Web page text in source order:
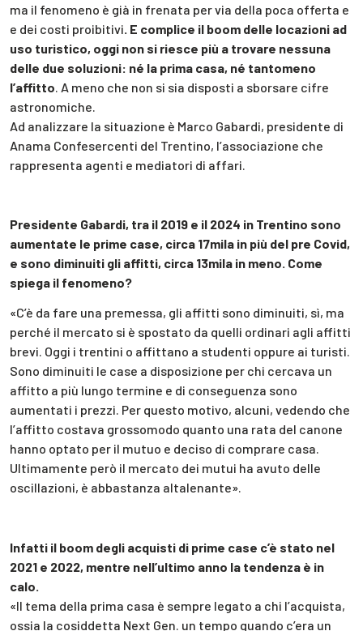
ma il fenomeno è già in frenata per via della poca offerta e
e dei costi proibitivi . E complice il boom delle locazioni ad
uso turistico, oggi non si riesce più a trovare nessuna
delle due soluzioni: né la prima casa, né tantomeno
l’affitto . A meno che non si sia disposti a sborsare cifre
astronomiche.
Ad analizzare la situazione è Marco Gabardi, presidente di
Anama Confesercenti del Trentino, l’associazione che
rappresenta agenti e mediatori di affari.
Presidente Gabardi, tra il 2019 e il 2024 in Trentino sono
aumentate le prime case, circa 17mila in più del pre Covid,
e sono diminuiti gli affitti, circa 13mila in meno. Come
spiega il fenomeno?
«C’è da fare una premessa, gli affitti sono diminuiti, sì, ma
perché il mercato si è spostato da quelli ordinari agli affitti
brevi. Oggi i trentini o affittano a studenti oppure ai turisti.
Sono diminuiti le case a disposizione per chi cercava un
affitto a più lungo termine e di conseguenza sono
aumentati i prezzi. Per questo motivo, alcuni, vedendo che
l’affitto costava grossomodo quanto una rata del canone
hanno optato per il mutuo e deciso di comprare casa.
Ultimamente però il mercato dei mutui ha avuto delle
oscillazioni, è abbastanza altalenante».
Infatti il boom degli acquisti di prime case c’è stato nel
2021 e 2022, mentre nell’ultimo anno la tendenza è in
calo.
«Il tema della prima casa è sempre legato a chi l’acquista,
ossia la cosiddetta Next Gen. un tempo quando c’era un